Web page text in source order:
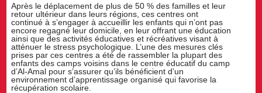
Après le déplacement de plus de 50 % des familles et leur
retour ultérieur dans leurs régions, ces centres ont
continué à s’engager à accueillir les enfants qui n’ont pas
encore regagné leur domicile, en leur offrant une éducation
ainsi que des activités éducatives et récréatives visant à
atténuer le stress psychologique. L’une des mesures clés
prises par ces centres a été de rassembler la plupart des
enfants des camps voisins dans le centre éducatif du camp
d’Al-Amal pour s’assurer qu’ils bénéficient d’un
environnement d’apprentissage organisé qui favorise la
récupération scolaire.